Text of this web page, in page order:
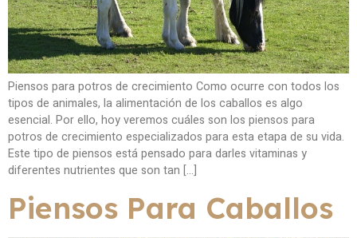
Piensos para potros de crecimiento Como ocurre con todos los
tipos de animales, la alimentación de los caballos es algo
esencial. Por ello, hoy veremos cuáles son los piensos para
potros de crecimiento especializados para esta etapa de su vida.
Este tipo de piensos está pensado para darles vitaminas y
diferentes nutrientes que son tan […]
Piensos Para Caballos